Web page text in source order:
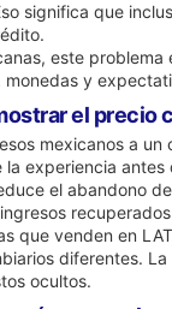
significa que
este
y
el precio
mexicanos a
experiencia antes
el abandono
que venden en
diferentes.
ocultos.